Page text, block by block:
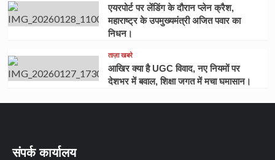
एयरपोर्ट पर लेंडिंग के दौरान प्लेन क्रैश,
महाराष्ट्र के उपमुख्यमंत्री अजित पवार का
निधन।
ताज़ा खबरे
आखिर क्या है UGC विवाद, नए नियमों पर
देशभर में बवाल, शिक्षा जगत में मचा घमासान।
संपर्क कार्यालय